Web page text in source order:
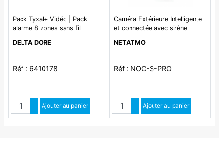
Pack Tyxal+ Vidéo | Pack
alarme 8 zones sans fil
GSM
DELTA DORE
Réf : 6410178
QuantitéAugmenter quantité
Diminuer quantité
Ajouter au panier
Caméra Extérieure Intelligente
et connectée avec sirène
NETATMO
Réf : NOC-S-PRO
QuantitéAugmenter quantité
Diminuer quantité
Ajouter au panier